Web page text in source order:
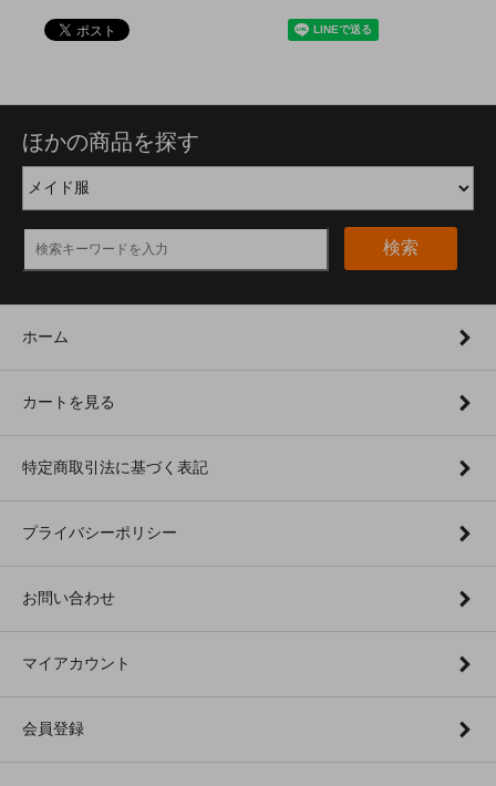
ほかの商品を探す
検索
ホーム
カートを見る
特定商取引法に基づく表記
プライバシーポリシー
お問い合わせ
マイアカウント
会員登録